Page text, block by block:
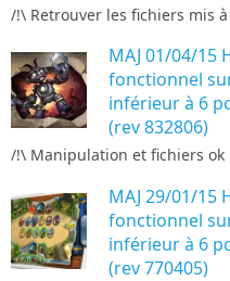
/!\ Retrouver les fichiers mis
MAJ 01/04/15
fonctionnel
inférieur à 6
(rev 832806)
/!\ Manipulation et fichiers ok
MAJ 29/01/15
fonctionnel
inférieur à 6
(rev 770405)